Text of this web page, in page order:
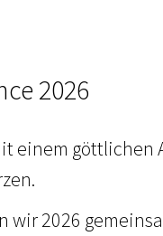
2026
einem göttlichen
wir 2026